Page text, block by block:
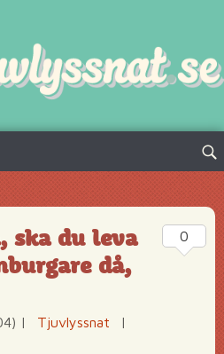
Sök
ska du leva
då,
| Tjuvlyssnat
|
0